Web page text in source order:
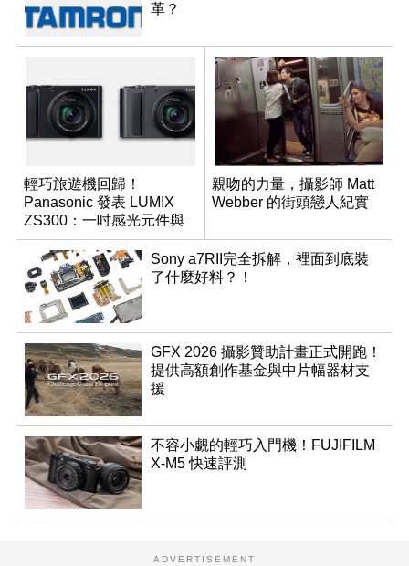
革？
輕巧旅遊機回歸！
Panasonic 發表 LUMIX
ZS300：一吋感光元件與
15 倍光學變焦
親吻的力量，攝影師 Matt
Webber 的街頭戀人紀實
Sony a7RII完全拆解，裡面到底裝
了什麼好料？！
GFX 2026 攝影贊助計畫正式開跑！
提供高額創作基金與中片幅器材支
援
不容小覷的輕巧入門機！FUJIFILM
X-M5 快速評測
ADVERTISEMENT